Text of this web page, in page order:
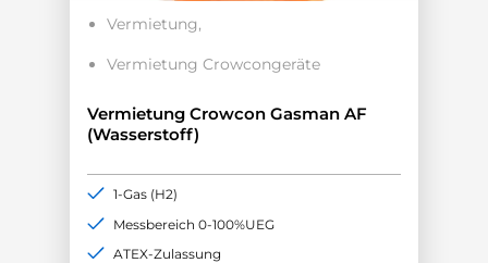
Vermietung
Vermietung Crowcongeräte
Vermietung Crowcon Gasman AF
(Wasserstoff)
1-Gas (H2)
Messbereich 0-100%UEG
ATEX-Zulassung